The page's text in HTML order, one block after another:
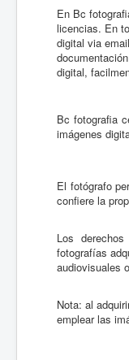
En Bc
licencias. En
digital via
digital,
Bc fotografia
imágenes
El fotógrafo
confiere la
Los
fotografías
audiovisuales
Nota: al
emplear las